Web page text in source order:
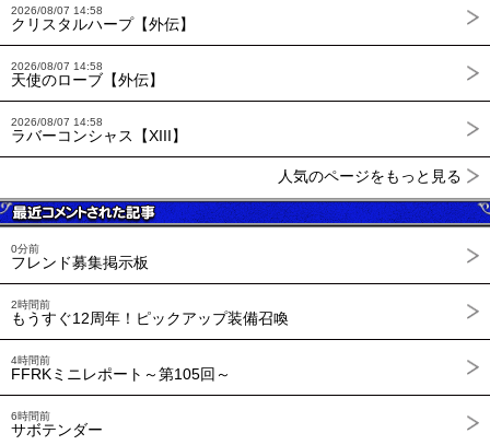
2026/08/07 14:58
クリスタルハープ【外伝】
2026/08/07 14:58
天使のローブ【外伝】
2026/08/07 14:58
ラバーコンシャス【XIII】
人気のページをもっと見る
0分前
フレンド募集掲示板
2時間前
もうすぐ12周年！ピックアップ装備召喚
4時間前
FFRKミニレポート～第105回～
6時間前
サボテンダー